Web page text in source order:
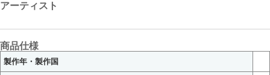
アーティスト
商品仕様
製作年・製作国